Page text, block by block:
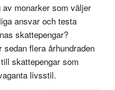
monarker som väljer
ansvar och testa
skattepengar?
sedan flera århundraden
skattepengar som
livsstil.